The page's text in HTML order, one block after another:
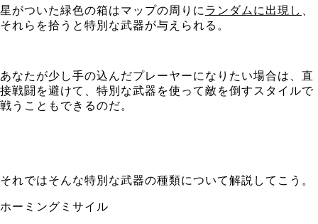
星がついた緑色の箱はマップの周りに ランダムに出現し
それらを拾うと特別な武器が与えられる。
あなたが少し手の込んだプレーヤーになりたい場合は、直
接戦闘を避けて、特別な武器を使って敵を倒すスタイルで
戦うこともできるのだ。
それではそんな特別な武器の種類について解説してこう。
ホーミングミサイル